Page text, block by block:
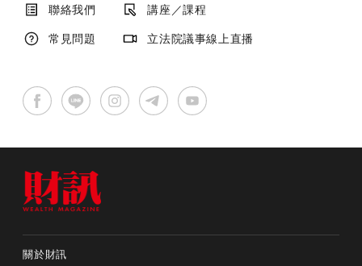
聯絡我們
講座／課程
常見問題
立法院議事線上直播
關於財訊